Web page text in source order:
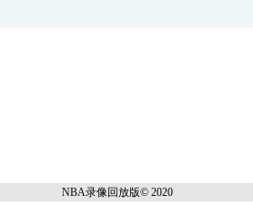
NBA录像回放版© 2020